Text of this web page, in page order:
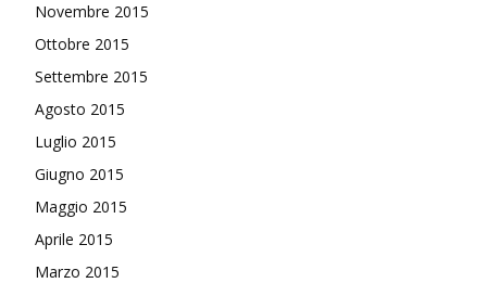
Novembre 2015
Ottobre 2015
Settembre 2015
Agosto 2015
Luglio 2015
Giugno 2015
Maggio 2015
Aprile 2015
Marzo 2015